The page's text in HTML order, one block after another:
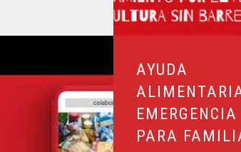
AYUDA
EMERGENCIA
PARA